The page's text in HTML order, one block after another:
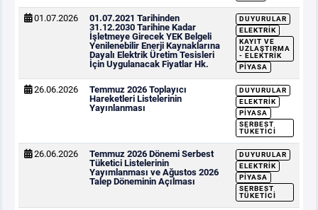
01.07.2026
01.07.2021 Tarihinden
31.12.2030 Tarihine Kadar
İşletmeye Girecek YEK Belgeli
Yenilenebilir Enerji Kaynaklarına
Dayalı Elektrik Üretim Tesisleri
İçin Uygulanacak Fiyatlar Hk.
DUYURULAR
ELEKTRIK
KAYIT VE
UZLAŞTIRMA
- ELEKTRIK
PIYASA
26.06.2026
Temmuz 2026 Toplayıcı
Hareketleri Listelerinin
Yayınlanması
DUYURULAR
ELEKTRIK
PIYASA
SERBEST
TÜKETICI
26.06.2026
Temmuz 2026 Dönemi Serbest
Tüketici Listelerinin
Yayımlanması ve Ağustos 2026
Talep Döneminin Açılması
DUYURULAR
ELEKTRIK
PIYASA
SERBEST
TÜKETICI